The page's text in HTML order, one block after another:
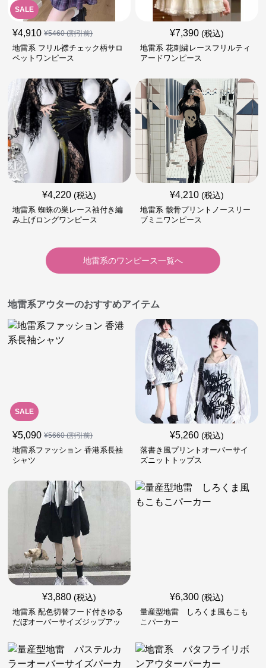
SALE
¥4,910 ¥5460(割引前)
地雷系 フリル襟チェック柄サロ
ペットワンピース
¥7,390 (税込)
地雷系 花刺繍レースフリルティ
アードワンピース
¥4,220 (税込)
地雷系 蜘蛛の巣レース袖付き編
み上げロングワンピース
¥4,210 (税込)
地雷系 骸骨プリントノースリー
ブミニワンピース
地雷系のワンピース一覧へ
地雷系アウターのおすすめアイテム
SALE
¥5,090 ¥5660(割引前)
地雷系ファッション 香港系長袖
シャツ
¥5,260 (税込)
落書き風プリントオーバーサイ
ズニットトップス
¥3,880 (税込)
地雷系 配色切替フード付きゆる
だぼオーバーサイズジップアッ
¥6,300 (税込)
量産型地雷 しろくま風もこも
こパーカー